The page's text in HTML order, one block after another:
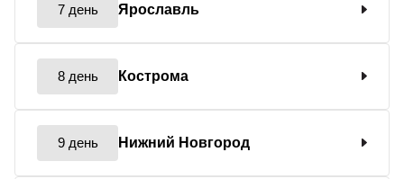
7 день Ярославль
8 день Кострома
9 день Нижний Новгород